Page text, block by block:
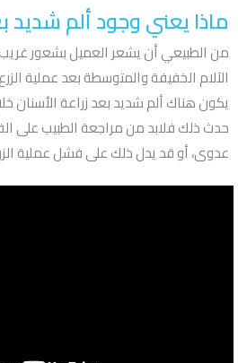
ماذا يعني وجود ألم شديد
من الطبيعي أن يشعر العميل بشعور غريب
الآلام الخفيفة والمتوسطة بعد عملية
يكون هناك ألم شديد بعد زراعة الأسنان
حدث ذلك فلابد من مراجعة الطبيب على
عدوى، أو قد يدل ذلك على فشل عملية